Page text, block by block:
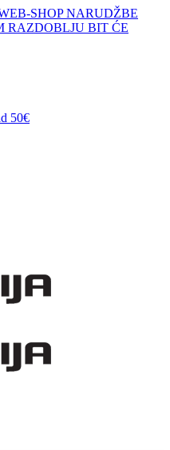
SHOP NARUDŽBE
RAZDOBLJU BIT ĆE
50€